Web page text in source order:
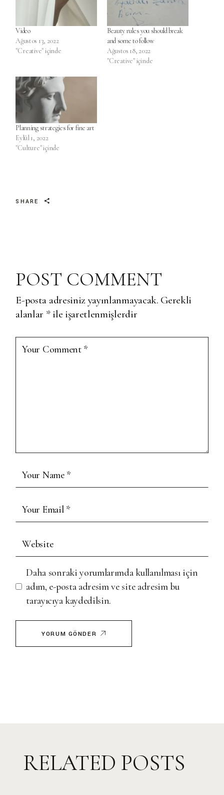
Video
Ağustos 13, 2022
"Creative" içinde
Beauty rules you should break
and some to follow
Ağustos 18, 2022
"Creative" içinde
Planning strategies for fine art
Eylül 1, 2022
"Culture" içinde
SHARE
POST COMMENT
E-posta adresiniz yayınlanmayacak. Gerekli
alanlar *ile işaretlenmişlerdir
Daha sonraki yorumlarımda kullanılması için
adım, e-posta adresim ve site adresim bu
tarayıcıya kaydedilsin.
YORUM GÖNDER
RELATED POSTS